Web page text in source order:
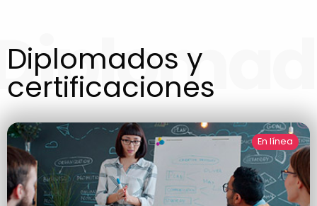
Diplomados y
certificaciones
En línea